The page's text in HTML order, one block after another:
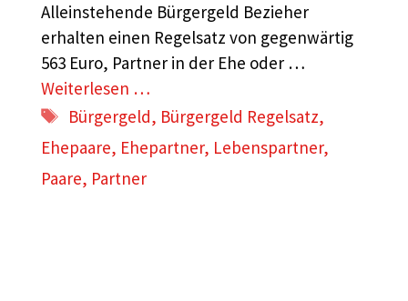
Alleinstehende Bürgergeld Bezieher
erhalten einen Regelsatz von gegenwärtig
563 Euro, Partner in der Ehe oder …
Weiterlesen …
Schlagwörter
Bürgergeld, Bürgergeld Regelsatz,
Ehepaare, Ehepartner, Lebenspartner,
Paare, Partner